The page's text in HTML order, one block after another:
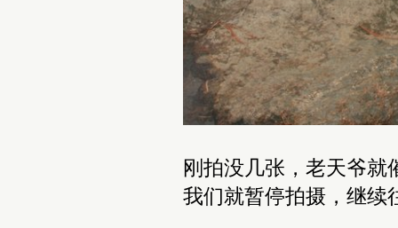
刚拍没几张，老天爷就
我们就暂停拍摄，继续